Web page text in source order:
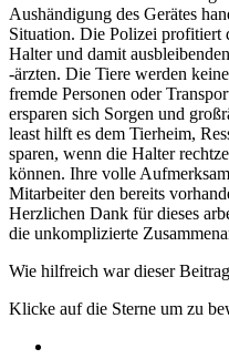
Aushändigung des Gerätes
Situation. Die Polizei profitiert
Halter und damit
-ärzten. Die Tiere werden
fremde Personen oder
ersparen sich Sorgen und
least hilft es dem Tierheim,
sparen, wenn die Halter
können. Ihre volle
Mitarbeiter den bereits
Herzlichen Dank für dieses
die unkomplizierte
Wie hilfreich war dieser
Klicke auf die Sterne um zu